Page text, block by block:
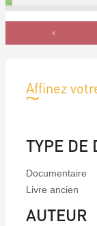
Affinez
TYPE DE
Documentaire
Livre ancien
AUTEUR